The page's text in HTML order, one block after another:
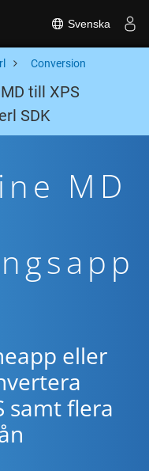
Svenska
Conversion
till XPS
SDK
MD
eller
samt flera